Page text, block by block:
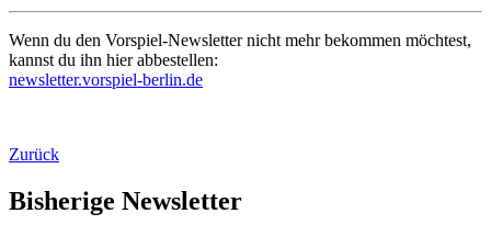
Wenn du den Vorspiel-Newsletter nicht mehr bekommen möchtest,
kannst du ihn hier abbestellen:
newsletter.vorspiel-berlin.de
Zurück
Bisherige Newsletter